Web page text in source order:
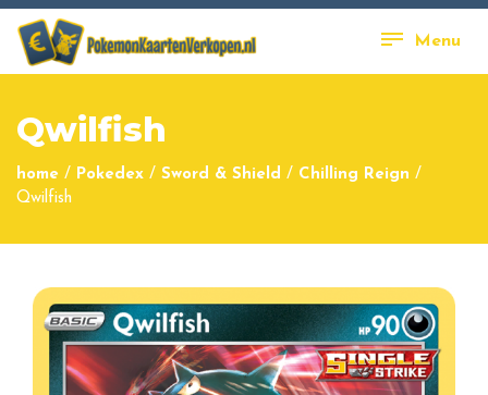
Menu
Qwilfish
home / Pokedex / Sword & Shield / Chilling Reign /
Qwilfish